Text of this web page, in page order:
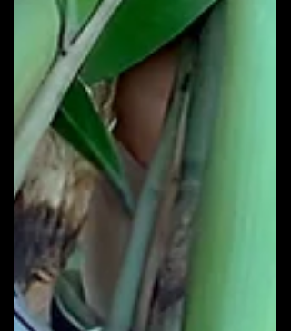
visitantes puderam conhecer de perto alguns dos
lançamentos mais recentes da empresa. Entre
eles estava o #AntúrioFlame, que chamou a
atenção pela coloração intensa e presença
marcante, além da #BroméliaTropicaly, que trouxe
ainda mais tropicalidade e diversida